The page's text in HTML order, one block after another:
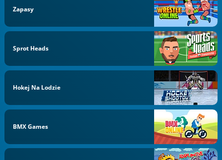
Zapasy
Sprot Heads
Hokej Na Lodzie
BMX Games